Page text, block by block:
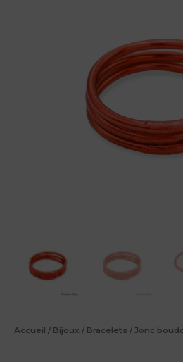
Accueil / Bijoux / Bracelets / Jonc